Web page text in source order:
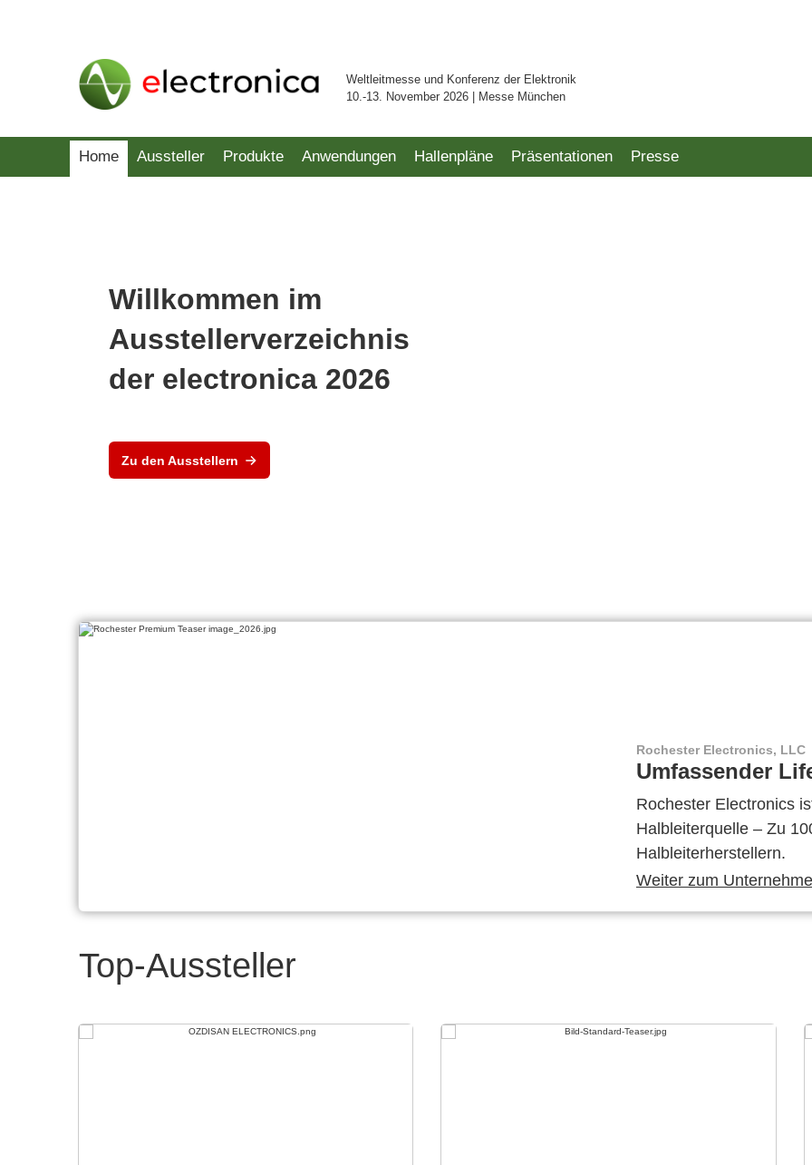
Weltleitmesse und Konferenz der Elektronik
10.-13. November 2026 | Messe München
Home Aussteller Produkte Anwendungen Hallenpläne Präsentationen Presse
Willkommen im
Ausstellerverzeichnis
der electronica 2026
Zu den Ausstellern
Rochester Electronics, LLC
Umfassender
Rochester Electronics
Halbleiterquelle – Zu
Halbleiterherstellern.
Weiter zum
Top-Aussteller